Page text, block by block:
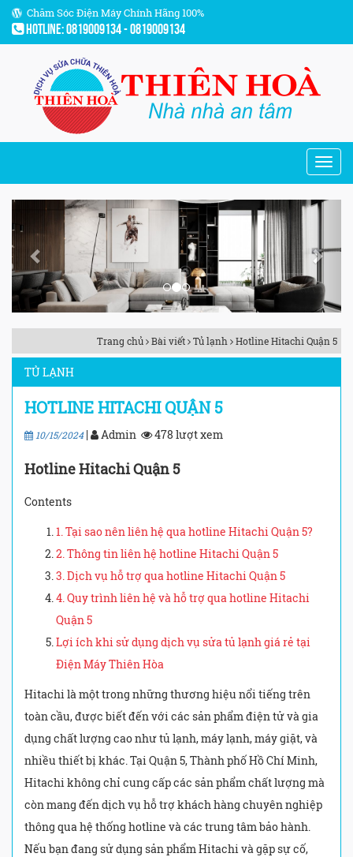
Chăm Sóc Điện Máy Chính Hãng 100%
Hotline: 0819009134 - 0819009134
Previous Next
Trang chủ Bài viết Tủ lạnh Hotline Hitachi Quận 5
TỦ LẠNH
HOTLINE HITACHI QUẬN 5
10/15/2024| Admin 478 lượt xem
Hotline Hitachi Quận 5
Contents
1. Tại sao nên liên hệ qua hotline Hitachi Quận 5?
2. Thông tin liên hệ hotline Hitachi Quận 5
3. Dịch vụ hỗ trợ qua hotline Hitachi Quận 5
4. Quy trình liên hệ và hỗ trợ qua hotline Hitachi
Quận 5
Lợi ích khi sử dụng dịch vụ sửa tủ lạnh giá rẻ tại
Điện Máy Thiên Hòa
Hitachi là một trong những thương hiệu nổi tiếng trên
toàn cầu, được biết đến với các sản phẩm điện tử và gia
dụng chất lượng cao như tủ lạnh, máy lạnh, máy giặt, và
nhiều thiết bị khác. Tại Quận 5, Thành phố Hồ Chí Minh,
Hitachi không chỉ cung cấp các sản phẩm chất lượng mà
còn mang đến dịch vụ hỗ trợ khách hàng chuyên nghiệp
thông qua hệ thống hotline và các trung tâm bảo hành.
Nếu bạn đang sử dụng sản phẩm Hitachi và gặp sự cố,